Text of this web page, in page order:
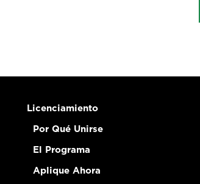
Licenciamiento
Por Qué Unirse
El Programa
Aplique Ahora